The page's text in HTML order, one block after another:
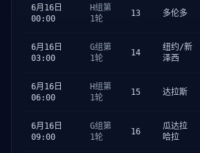
6月16日
00:00
H组第
1轮
13 多伦多
6月16日
03:00
G组第
1轮
14
纽约/新
泽西
6月16日
06:00
H组第
1轮
15 达拉斯
6月16日
09:00
G组第
1轮
16
瓜达拉
哈拉